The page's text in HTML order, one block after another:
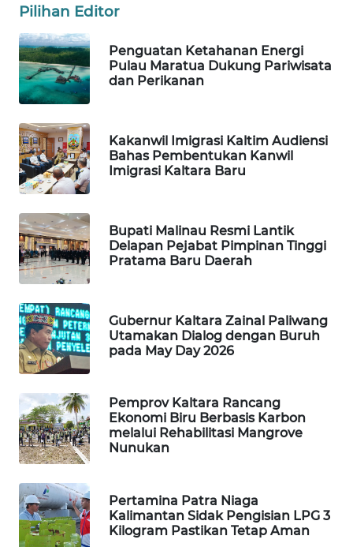
Pilihan Editor
Penguatan Ketahanan Energi
Pulau Maratua Dukung Pariwisata
dan Perikanan
Kakanwil Imigrasi Kaltim Audiensi
Bahas Pembentukan Kanwil
Imigrasi Kaltara Baru
Bupati Malinau Resmi Lantik
Delapan Pejabat Pimpinan Tinggi
Pratama Baru Daerah
Gubernur Kaltara Zainal Paliwang
Utamakan Dialog dengan Buruh
pada May Day 2026
Pemprov Kaltara Rancang
Ekonomi Biru Berbasis Karbon
melalui Rehabilitasi Mangrove
Nunukan
Pertamina Patra Niaga
Kalimantan Sidak Pengisian LPG 3
Kilogram Pastikan Tetap Aman
PORTAL
KONSUMEN
FORWAMKI
ALPERKLINAS
FORJASIDA
TAMBANG
NEWS
SITUNGIR
NEWS
SIDIKALANG
NEWS
NEWS
METRO
SIANTAR
NEWS
METRO
MEDAN